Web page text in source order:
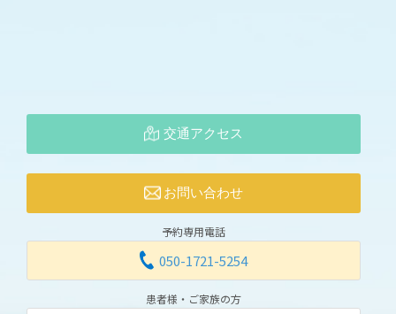
交通アクセス
お問い合わせ
予約専用電話
050-1721-5254
患者様・ご家族の方